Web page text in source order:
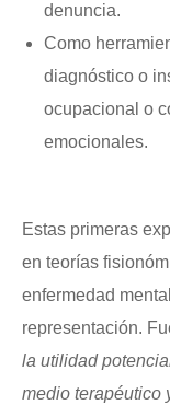
denuncia.
Como
diagnóstico o
ocupacional o
emocionales.
Estas primeras
en teorías
enfermedad
representación.
la utilidad
medio terapéutico